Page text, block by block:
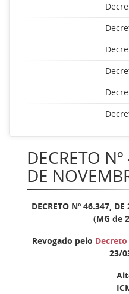
DECRETO
DE
DECRETO Nº 46.347,
(MG de
Revogado pelo Decreto
23/